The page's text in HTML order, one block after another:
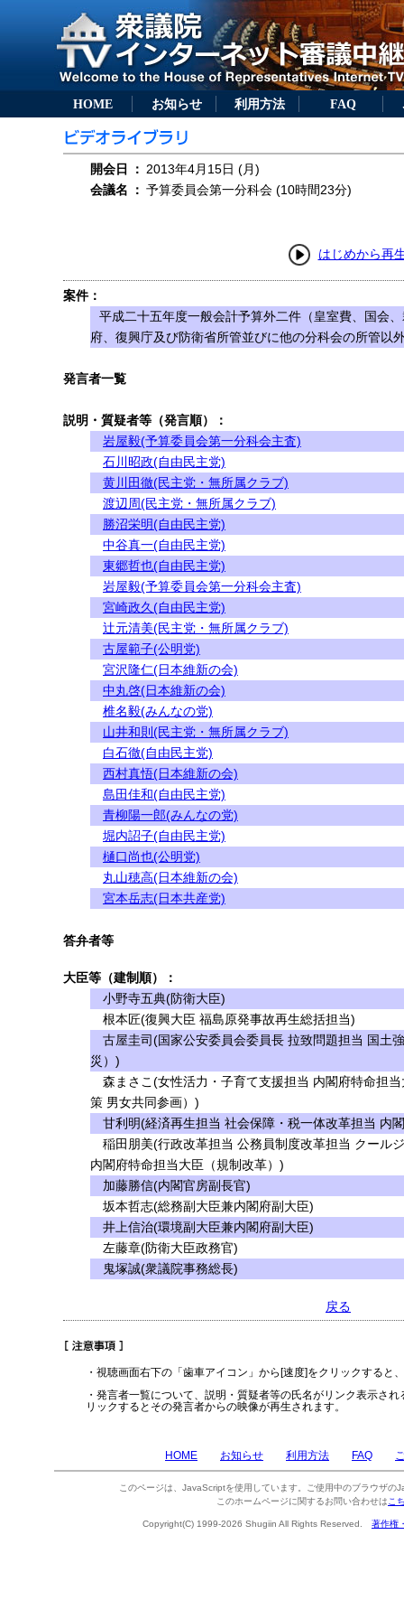
HOME お知らせ 利用方法 FAQ
開会日 ： 2013年4月15日 (月)
会議名
： 予算委員会第一分科会 (10時間23分)
はじめから再
案件：
平成二十五年度一般会計予算外二件（皇室費、国会
府、復興庁及び防衛省所管並びに他の分科会の所管以
発言者一覧
説明・質疑者等（発言順）：
岩屋毅(予算委員会第一分科会主査)
石川昭政(自由民主党)
黄川田徹(民主党・無所属クラブ)
渡辺周(民主党・無所属クラブ)
勝沼栄明(自由民主党)
中谷真一(自由民主党)
東郷哲也(自由民主党)
岩屋毅(予算委員会第一分科会主査)
宮崎政久(自由民主党)
辻元清美(民主党・無所属クラブ)
古屋範子(公明党)
宮沢隆仁(日本維新の会)
中丸啓(日本維新の会)
椎名毅(みんなの党)
山井和則(民主党・無所属クラブ)
白石徹(自由民主党)
西村真悟(日本維新の会)
島田佳和(自由民主党)
青柳陽一郎(みんなの党)
堀内詔子(自由民主党)
樋口尚也(公明党)
丸山穂高(日本維新の会)
宮本岳志(日本共産党)
答弁者等
大臣等（建制順）：
小野寺五典(防衛大臣)
根本匠(復興大臣 福島原発事故再生総括担当)
古屋圭司(国家公安委員会委員長 拉致問題担当 国土
災）)
森まさこ(女性活力・子育て支援担当 内閣府特命担
策 男女共同参画）)
甘利明(経済再生担当 社会保障・税一体改革担当 内
稲田朋美(行政改革担当 公務員制度改革担当 クール
内閣府特命担当大臣（規制改革）)
加藤勝信(内閣官房副長官)
坂本哲志(総務副大臣兼内閣府副大臣)
井上信治(環境副大臣兼内閣府副大臣)
左藤章(防衛大臣政務官)
鬼塚誠(衆議院事務総長)
戻る
・視聴画面右下の「歯車アイコン」から[速度]をクリックすると
・発言者一覧について、説明・質疑者等の氏名がリンク表示さ
リックするとその発言者からの映像が再生されます。
HOME お知らせ 利用方法 FAQ
このページは、JavaScriptを使用しています。ご使用中のブラウザの
このホームページに関するお問い合わせは こ
Copyright(C) 1999-2026 Shugiin All Rights Reserved. 著作権